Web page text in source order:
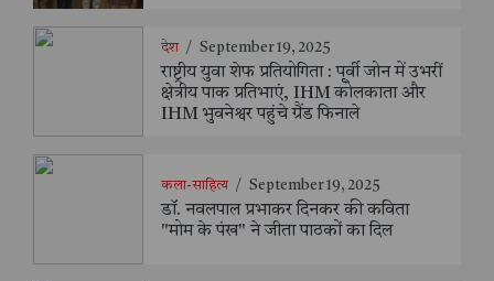
देश / September 19, 2025
राष्ट्रीय युवा शेफ प्रतियोगिता : पूर्वी जोन में उभरीं
क्षेत्रीय पाक प्रतिभाएं, IHM कोलकाता और
IHM भुवनेश्वर पहुंचे ग्रैंड फिनाले
कला-साहित्य / September 19, 2025
डॉ. नवलपाल प्रभाकर दिनकर की कविता
"मोम के पंख" ने जीता पाठकों का दिल